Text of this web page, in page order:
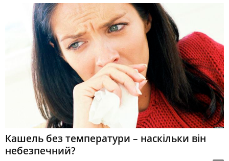
Кашель без температури – наскільки він
небезпечний?